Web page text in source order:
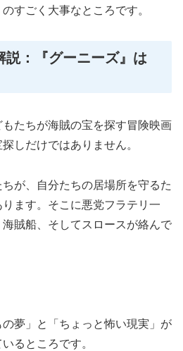
すごく大事なところです。
説：『グーニーズ』は
もたちが海賊の宝を探す冒険映画
しだけではありません。
が、自分たちの居場所を守るた
ます。そこに悪党フラテリ一
賊船、そしてスロースが絡んで
夢」と「ちょっと怖い現実」が
るところです。